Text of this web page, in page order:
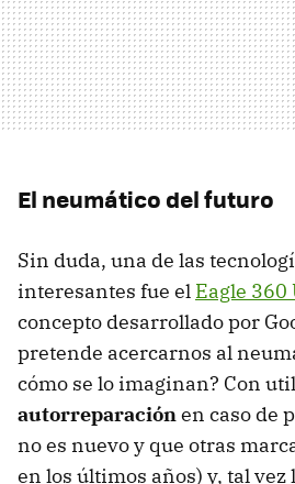
El neumático del futuro
Sin duda, una de las
interesantes fue el Eagle 360
concepto desarrollado por
pretende acercarnos al
cómo se lo imaginan? Con
autorreparaciónen caso de
no es nuevo y que otras
en los últimos años) y, tal